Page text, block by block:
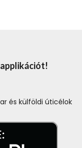
és külföldi úticélok